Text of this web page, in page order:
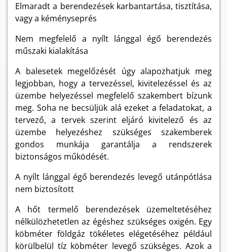
Elmaradt a berendezések karbantartása, tisztítása,
vagy a kéményseprés
Nem megfelelő a nyílt lánggal égő berendezés
műszaki kialakítása
A balesetek megelőzését úgy alapozhatjuk meg
legjobban, hogy a tervezéssel, kivitelezéssel és az
üzembe helyezéssel megfelelő szakembert bízunk
meg. Soha ne becsüljük alá ezeket a feladatokat, a
tervező, a tervek szerint eljáró kivitelező és az
üzembe helyezéshez szükséges szakemberek
gondos munkája garantálja a rendszerek
biztonságos működését.
A nyílt lánggal égő berendezés levegő utánpótlása
nem biztosított
A hőt termelő berendezések üzemeltetéséhez
nélkülözhetetlen az égéshez szükséges oxigén. Egy
köbméter földgáz tökéletes elégetéséhez például
körülbelül tíz köbméter levegő szükséges. Azok a